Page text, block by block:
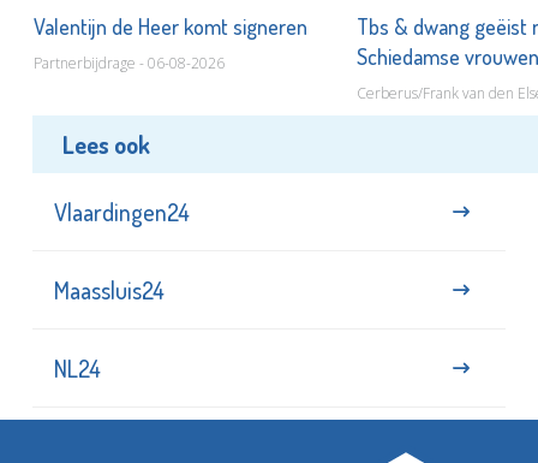
Valentijn de Heer komt signeren
Partnerbijdrage - 06-08-2026
Tbs & dwang geëist
Schiedamse
Cerberus/Frank van den
Lees ook
Vlaardingen24
Maassluis24
NL24